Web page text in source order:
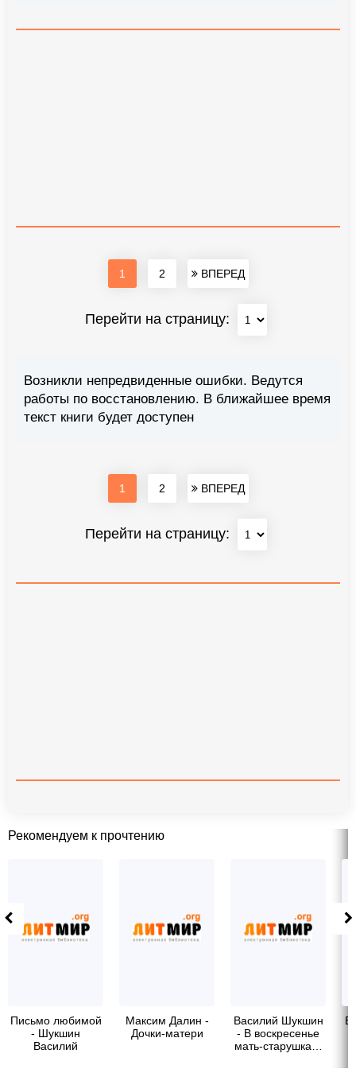
1 2 ВПЕРЕД
Перейти на страницу:
Возникли непредвиденные ошибки. Ведутся
работы по восстановлению. В ближайшее время
текст книги будет доступен
1 2 ВПЕРЕД
Перейти на страницу:
Рекомендуем к прочтению
Письмо любимой
- Шукшин
Василий
Максим Далин -
Дочки-матери
Василий Шукшин
- В воскресенье
мать-старушка…